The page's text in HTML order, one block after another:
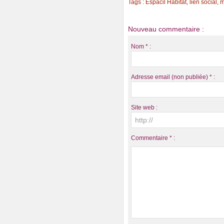
Tags: Espacil Habitat, lien social ,
Nouveau commentaire :
Nom * :
Adresse email (non publiée) * :
Site web :
Commentaire * :